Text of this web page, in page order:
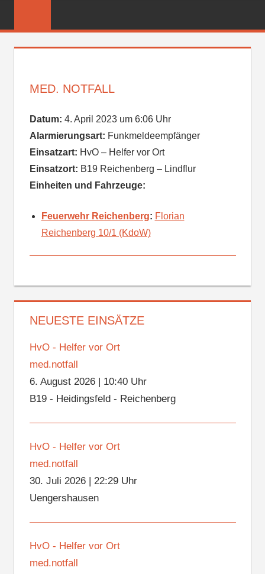
FEUERWEHR
MED. NOTFALL
Datum: 4. April 2023 um 6:06 Uhr
Alarmierungsart: Funkmeldeempfänger
Einsatzart: HvO – Helfer vor Ort
Einsatzort: B19 Reichenberg – Lindflur
Einheiten und Fahrzeuge:
Feuerwehr Reichenberg: Florian
Reichenberg 10/1 (KdoW)
NEUESTE EINSÄTZE
HvO - Helfer vor Ort
med.notfall
6. August 2026| 10:40 Uhr
B19 - Heidingsfeld - Reichenberg
HvO - Helfer vor Ort
med.notfall
30. Juli 2026| 22:29 Uhr
Uengershausen
HvO - Helfer vor Ort
med.notfall